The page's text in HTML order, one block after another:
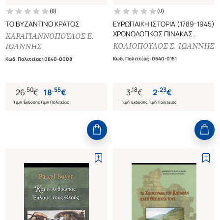
(0)
ΤΟ ΒΥΖΑΝΤΙΝΟ ΚΡΑΤΟΣ
ΚΑΡΑΓΙΑΝΝΟΠΟΥΛΟΣ Ε.
ΙΩΑΝΝΗΣ
Κωδ. Πολιτείας:0640-0008
26.50€
Τιμή Έκδοσης
18.55€
Τιμή Πολιτείας
(0)
ΕΥΡΩΠΑΙΚΗ ΙΣΤΟΡΙΑ (1789-1945)
ΧΡΟΝΟΛΟΓΙΚΟΣ ΠΙΝΑΚΑΣ
ΚΥΡΙΟΤΕΡΩΝ ΣΥΜΒΑΝΤΩΝ
ΚΟΛΙΟΠΟΥΛΟΣ Σ. ΙΩΑΝΝΗΣ
Κωδ. Πολιτείας:0640-0151
3.18€
Τιμή Έκδοσης
2.23€
Τιμή Πολιτείας